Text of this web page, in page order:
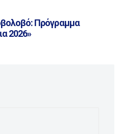
Πρόγραμμα
2026»